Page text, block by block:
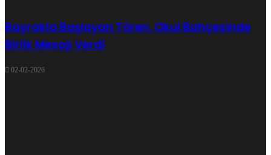
Bayrakla Başlayan Tören, Okul Bahçesinde
Birlik Mesajı Verdi
02-02-2026